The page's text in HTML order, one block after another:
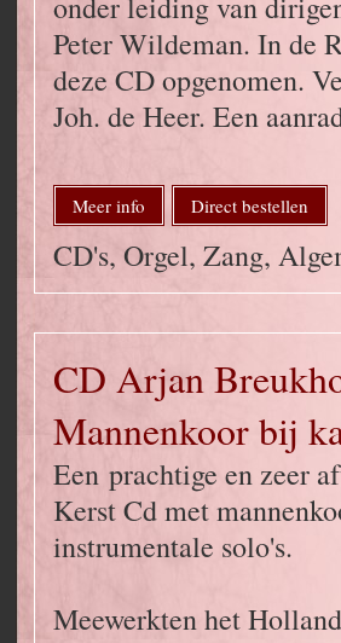
Peter Wildeman. In de
deze CD opgenomen.
Joh. de Heer. Een
Meer info Direct bestellen
CD's, Orgel, Zang,
CD Arjan
Mannenkoor bij
Een prachtige en zeer
Kerst Cd met
instrumentale solo's.
Meewerkten het